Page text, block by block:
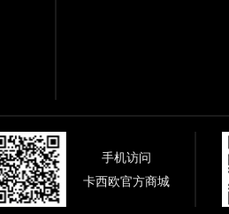
手机访问
卡西欧官方商城